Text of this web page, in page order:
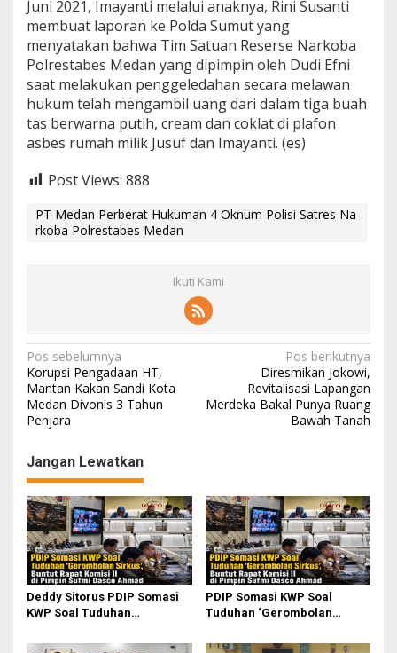
Juni 2021, Imayanti melalui anaknya, Rini Susanti
membuat laporan ke Polda Sumut yang
menyatakan bahwa Tim Satuan Reserse Narkoba
Polrestabes Medan yang dipimpin oleh Dudi Efni
saat melakukan penggeledahan secara melawan
hukum telah mengambil uang dari dalam tiga buah
tas berwarna putih, cream dan coklat di plafon
asbes rumah milik Jusuf dan Imayanti. (es)
Post Views: 888
PT Medan Perberat Hukuman 4 Oknum Polisi Satres Na
rkoba Polrestabes Medan
Ikuti Kami
N
a
v
g
a
s
i
p
o
s
Pos sebelumnya
Korupsi Pengadaan HT,
Mantan Kakan Sandi Kota
Medan Divonis 3 Tahun
Penjara
Pos berikutnya
Diresmikan Jokowi,
Revitalisasi Lapangan
Merdeka Bakal Punya Ruang
Bawah Tanah
Jangan Lewatkan
Deddy Sitorus PDIP Somasi
KWP Soal Tuduhan
Rapat Komisi II Dipimpin
PDIP Somasi KWP Soal
Tuduhan ‘Gerombolan
II Dipimpin Sufmi Dasco